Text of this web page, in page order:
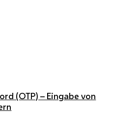
(OTP) – Eingabe von